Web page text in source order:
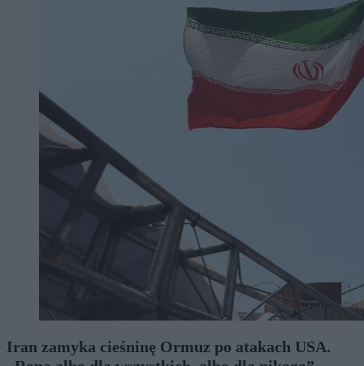
Iran zamyka cieśninę Ormuz po atakach USA.